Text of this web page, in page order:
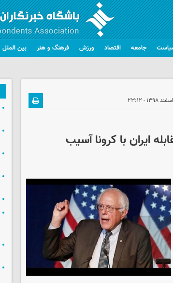
جامعه اقتصاد ورزش فرهنگ و هنر بین الملل
ایران با کرونا آسیب